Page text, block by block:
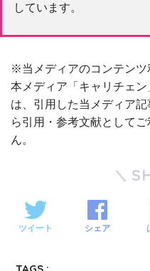
しています。
※当メディアのコンテンツ
本メディア「キャリチェ
は、引用した当メディア
ら引用・参考文献として
ん。
ツイート シェア
TAGS :